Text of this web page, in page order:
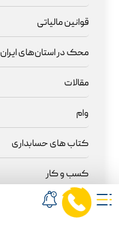
قوانین مالیاتی
محک در استان‌های ایران
مقالات
وام
کتاب های حسابداری
کسب و کار